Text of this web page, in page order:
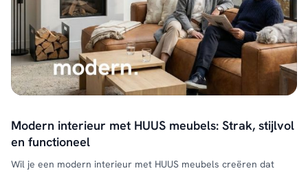
Modern interieur met HUUS meubels: Strak, stijlvol
en functioneel
Wil je een modern interieur met HUUS meubels creëren dat